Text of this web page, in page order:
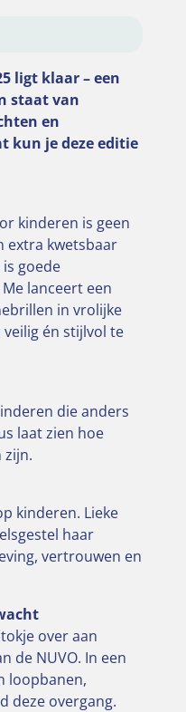
ligt klaar – een
staat van
en
kun je deze editie
kinderen is geen
extra kwetsbaar
goede
lanceert een
in vrolijke
én stijlvol te
die anders
laat zien hoe
zijn.
kinderen. Lieke
haar
vertrouwen en
over aan
de NUVO. In een
loopbanen,
deze overgang.